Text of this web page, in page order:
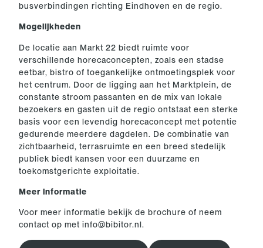
busverbindingen richting Eindhoven en de regio.
Mogelijkheden
De locatie aan Markt 22 biedt ruimte voor
verschillende horecaconcepten, zoals een stadse
eetbar, bistro of toegankelijke ontmoetingsplek voor
het centrum. Door de ligging aan het Marktplein, de
constante stroom passanten en de mix van lokale
bezoekers en gasten uit de regio ontstaat een sterke
basis voor een levendig horecaconcept met potentie
gedurende meerdere dagdelen. De combinatie van
zichtbaarheid, terrasruimte en een breed stedelijk
publiek biedt kansen voor een duurzame en
toekomstgerichte exploitatie.
Meer informatie
Voor meer informatie bekijk de brochure of neem
contact op met info@bibitor.nl.